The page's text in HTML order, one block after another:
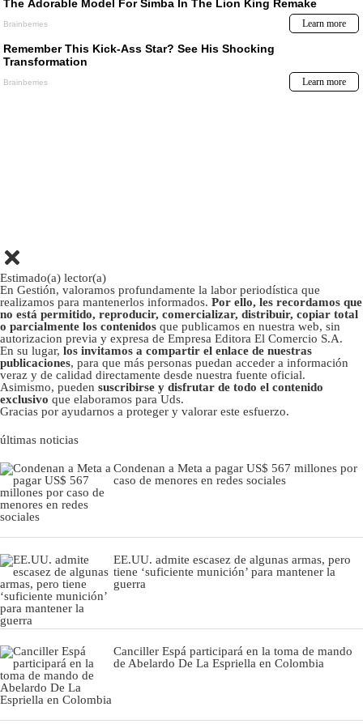
Estimado(a) lector(a)
En Gestión, valoramos profundamente la labor periodística que
realizamos para mantenerlos informados. Por ello, les recordamos que
no está permitido, reproducir, comercializar, distribuir, copiar total
o parcialmente los contenidos que publicamos en nuestra web, sin
autorizacion previa y expresa de Empresa Editora El Comercio S.A.
En su lugar, los invitamos a compartir el enlace de nuestras
publicaciones, para que más personas puedan acceder a información
veraz y de calidad directamente desde nuestra fuente oficial.
Asimismo, pueden suscribirse y disfrutar de todo el contenido
exclusivo que elaboramos para Uds.
Gracias por ayudarnos a proteger y valorar este esfuerzo.
últimas noticias
Condenan a Meta a pagar US$ 567 millones por
caso de menores en redes sociales
EE.UU. admite escasez de algunas armas, pero
tiene ‘suficiente munición’ para mantener la
guerra
Canciller Espá participará en la toma de mando
de Abelardo De La Espriella en Colombia